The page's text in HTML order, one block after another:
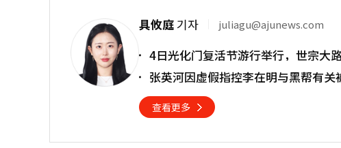
具攸庭 기자 juliagu@ajunews.com
4日光化门复活节游行举行，世宗大
张英河因虚假指控李在明与黑帮有关
查看更多